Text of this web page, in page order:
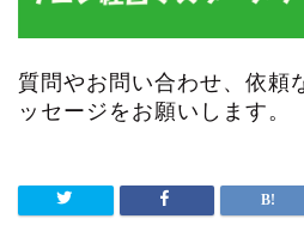
質問やお問い合わせ、依頼
ッセージをお願いします。